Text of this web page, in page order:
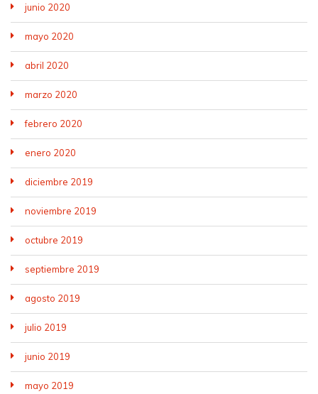
junio 2020
mayo 2020
abril 2020
marzo 2020
febrero 2020
enero 2020
diciembre 2019
noviembre 2019
octubre 2019
septiembre 2019
agosto 2019
julio 2019
junio 2019
mayo 2019